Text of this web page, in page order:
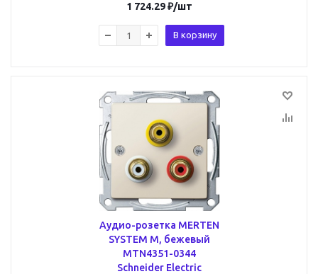
1 724.29₽/шт
В корзину
Аудио-розетка MERTEN
SYSTEM M, бежевый
MTN4351-0344
Schneider Electric